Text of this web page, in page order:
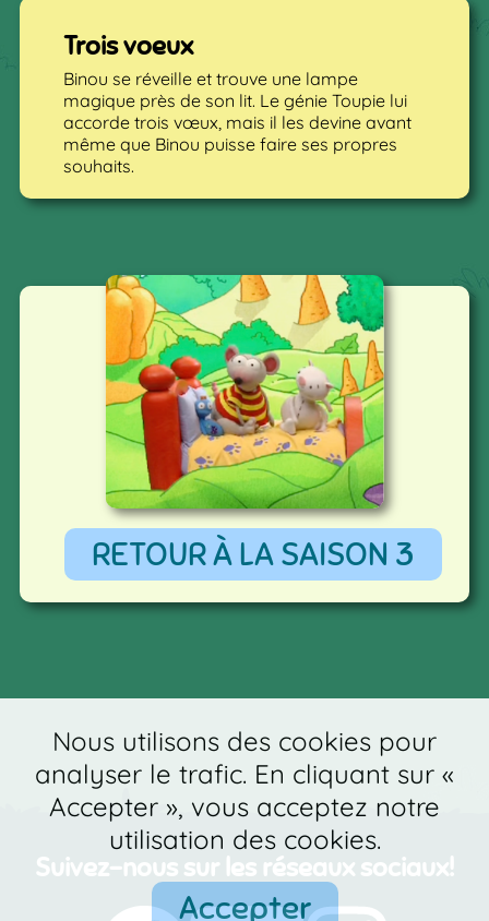
Trois voeux
Binou se réveille et trouve une lampe
magique près de son lit. Le génie Toupie lui
accorde trois vœux, mais il les devine avant
même que Binou puisse faire ses propres
souhaits.
RETOUR À LA SAISON 3
Suivez-nous sur les réseaux sociaux!
Nous utilisons des cookies pour
analyser le trafic. En cliquant sur «
Accepter », vous acceptez notre
utilisation des cookies.
Accepter